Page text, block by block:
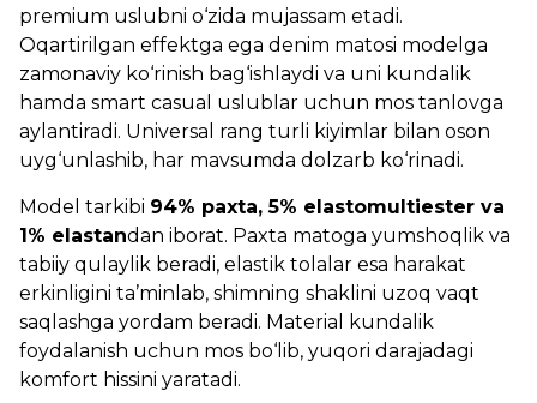
premium uslubni o‘zida mujassam etadi.
Oqartirilgan effektga ega denim matosi modelga
zamonaviy ko‘rinish bag‘ishlaydi va uni kundalik
hamda smart casual uslublar uchun mos tanlovga
aylantiradi. Universal rang turli kiyimlar bilan oson
uyg‘unlashib, har mavsumda dolzarb ko‘rinadi.
Model tarkibi 94% paxta, 5% elastomultiester va
1% elastandan iborat. Paxta matoga yumshoqlik va
tabiiy qulaylik beradi, elastik tolalar esa harakat
erkinligini ta’minlab, shimning shaklini uzoq vaqt
saqlashga yordam beradi. Material kundalik
foydalanish uchun mos bo‘lib, yuqori darajadagi
komfort hissini yaratadi.